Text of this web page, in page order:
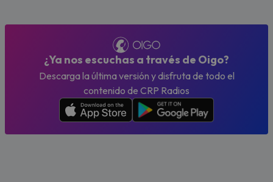
¿Ya nos escuchas a través de Oigo?
Descarga la última versión y disfruta de todo el
contenido de CRP Radios